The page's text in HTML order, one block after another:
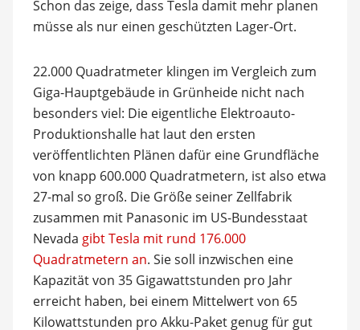
Schon das zeige, dass Tesla damit mehr planen
müsse als nur einen geschützten Lager-Ort.
22.000 Quadratmeter klingen im Vergleich zum
Giga-Hauptgebäude in Grünheide nicht nach
besonders viel: Die eigentliche Elektroauto-
Produktionshalle hat laut den ersten
veröffentlichten Plänen dafür eine Grundfläche
von knapp 600.000 Quadratmetern, ist also etwa
27-mal so groß. Die Größe seiner Zellfabrik
zusammen mit Panasonic im US-Bundesstaat
Nevada gibt Tesla mit rund 176.000
Quadratmetern an. Sie soll inzwischen eine
Kapazität von 35 Gigawattstunden pro Jahr
erreicht haben, bei einem Mittelwert von 65
Kilowattstunden pro Akku-Paket genug für gut